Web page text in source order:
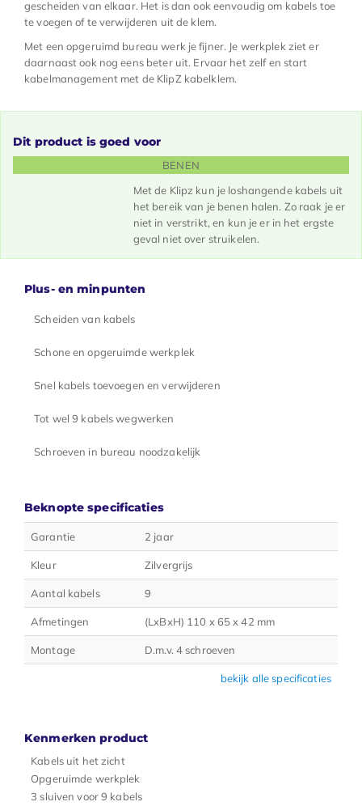
gescheiden van elkaar. Het is dan ook eenvoudig om kabels toe
te voegen of te verwijderen uit de klem.
Met een opgeruimd bureau werk je fijner. Je werkplek ziet er
daarnaast ook nog eens beter uit. Ervaar het zelf en start
kabelmanagement met de KlipZ kabelklem.
Dit product is goed voor
BENEN
Met de Klipz kun je loshangende kabels uit
het bereik van je benen halen. Zo raak je er
niet in verstrikt, en kun je er in het ergste
geval niet over struikelen.
Plus- en minpunten
Scheiden van kabels
Schone en opgeruimde werkplek
Snel kabels toevoegen en verwijderen
Tot wel 9 kabels wegwerken
Schroeven in bureau noodzakelijk
Beknopte specificaties
Garantie 2 jaar
Kleur Zilvergrijs
Aantal kabels 9
Afmetingen (LxBxH) 110 x 65 x 42 mm
Montage D.m.v. 4 schroeven
bekijk alle specificaties
Kenmerken product
Kabels uit het zicht
Opgeruimde werkplek
3 sluiven voor 9 kabels